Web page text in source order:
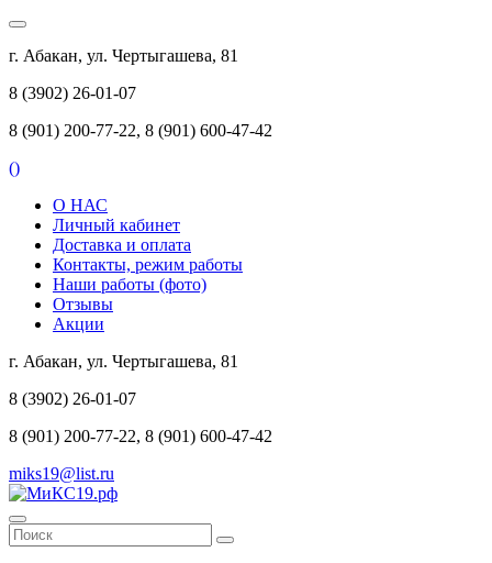
г. Абакан, ул. Чертыгашева, 81
8 (3902) 26-01-07
8 (901) 200-77-22, 8 (901) 600-47-42
()
О НАС
Личный кабинет
Доставка и оплата
Контакты, режим работы
Наши работы (фото)
Отзывы
Акции
г. Абакан, ул. Чертыгашева, 81
8 (3902) 26-01-07
8 (901) 200-77-22, 8 (901) 600-47-42
miks19@list.ru